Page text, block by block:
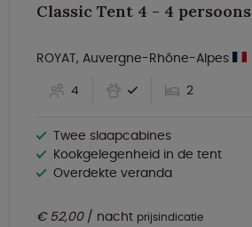
Classic Tent 4 - 4 persoons
ROYAT, Auvergne-Rhône-Alpes
4
2
Twee slaapcabines
Kookgelegenheid in de tent
Overdekte veranda
€ 52,00 nacht prijsindicatie